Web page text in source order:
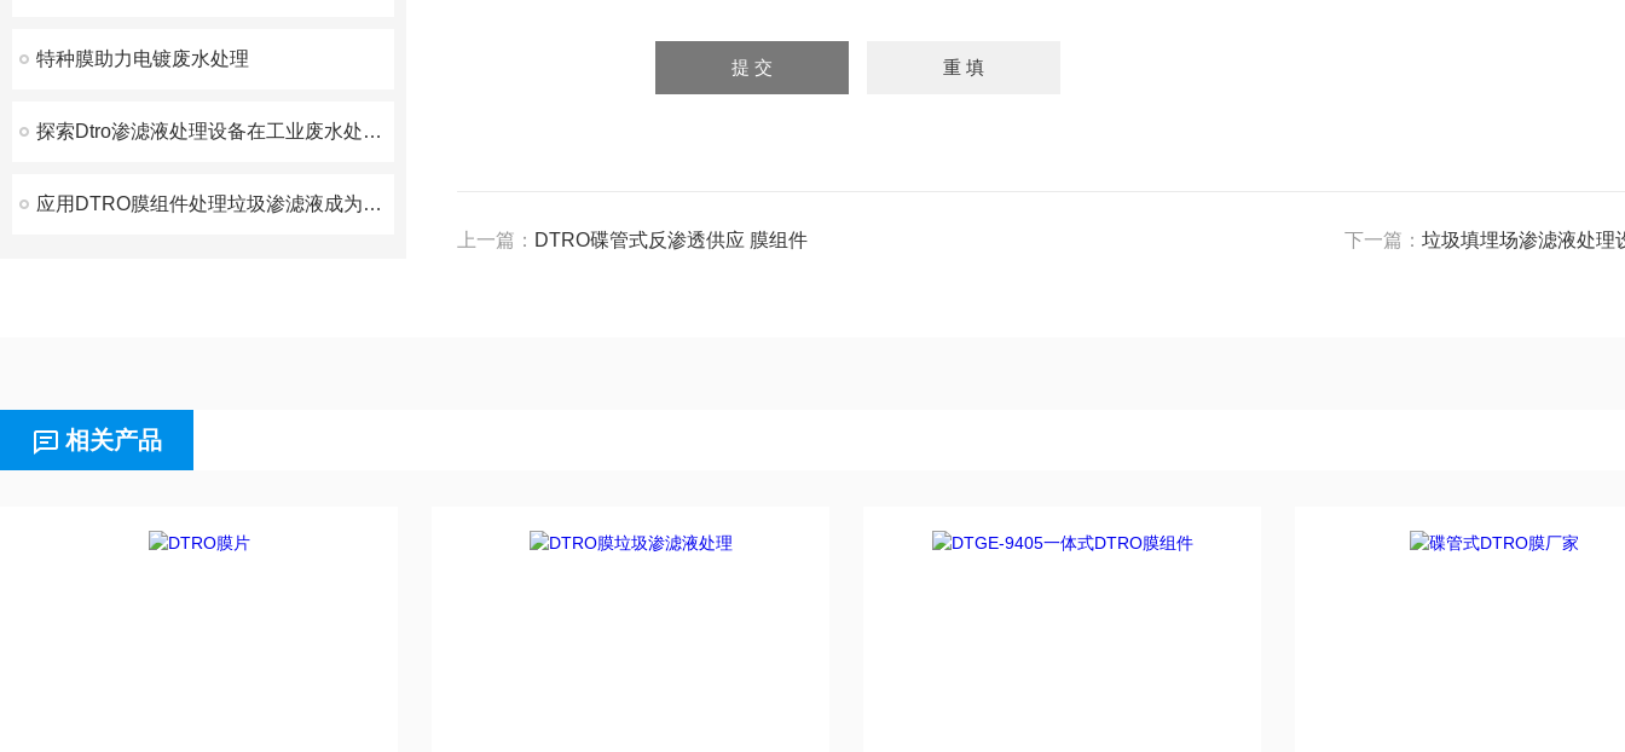
特种膜助力电镀废水处理
探索Dtro渗滤液处理设备在工业废水处理中的关键作用
应用DTRO膜组件处理垃圾渗滤液成为趋势
上一篇： DTRO碟管式反渗透供应 膜组件 下一篇： 垃圾填埋场渗滤液处理
相关产品